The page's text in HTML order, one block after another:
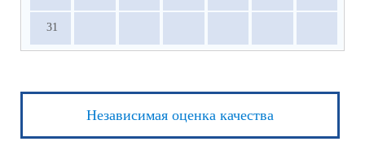
31
Независимая оценка качества